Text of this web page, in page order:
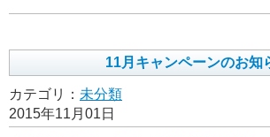
11月キャンペーンのお知
カテゴリ： 未分類
2015年11月01日